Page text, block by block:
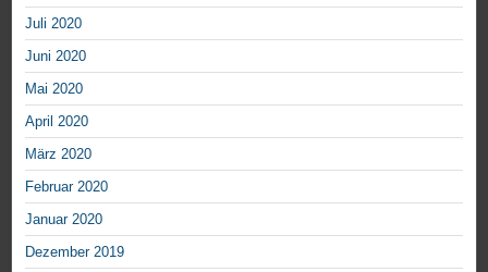
Juli 2020
Juni 2020
Mai 2020
April 2020
März 2020
Februar 2020
Januar 2020
Dezember 2019